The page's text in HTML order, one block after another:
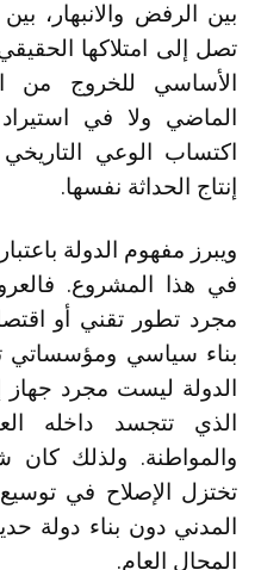
بين الرفض والانبهار،
تصل إلى امتلاكها
الأساسي للخروج من
الماضي ولا في
اكتساب الوعي
إنتاج الحداثة نفسها.
ويبرز مفهوم الدولة
في هذا المشروع.
مجرد تطور تقني أو
بناء سياسي ومؤسساتي
الدولة ليست مجرد جهاز
الذي تتجسد داخله
والمواطنة. ولذلك كان
تختزل الإصلاح في
المدني دون بناء دولة
المجال العام.